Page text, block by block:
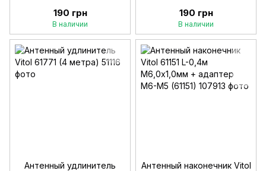
190 грн
В наличии
190 грн
В наличии
Антенный удлинитель
Антенный наконечник Vitol